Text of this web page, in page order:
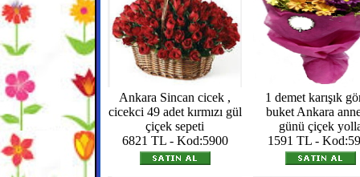
Ankara Sincan cicek ,
cicekci 49 adet kırmızı gül
çiçek sepeti
6821 TL - Kod:5900
1 demet karışık
buket Ankara
günü çiçek
1591 TL -